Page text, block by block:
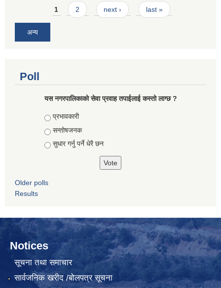
Pages1 2 next › last »
अन्य
Poll
यस नगरपालिकाको सेवा प्रवाह तपाईलाई कस्तो लाग्छ ?
Choices
प्रभावकारी
सन्तोषजनक
सुधार गर्नु पर्ने धेरै छन
Older polls
Results
Notices
सूचना तथा समाचार
सार्वजनिक खरीद /बोलपत्र सूचना